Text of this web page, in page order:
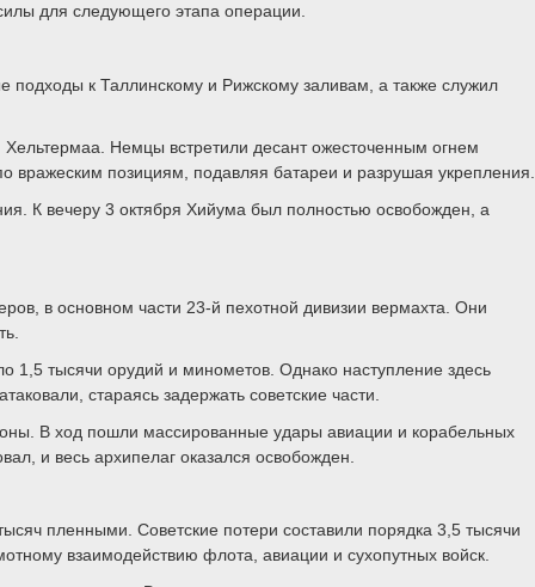
для следующего этапа операции.
к Таллинскому и Рижскому заливам, а также служил
Немцы встретили десант ожесточенным огнем
позициям, подавляя батареи и разрушая укрепления.
К вечеру 3 октября Хийума был полностью освобожден, а
в основном части 23-й пехотной дивизии вермахта. Они
1,5 тысячи орудий и минометов. Однако наступление здесь
стараясь задержать советские части.
В ход пошли массированные удары авиации и корабельных
и весь архипелаг оказался освобожден.
пленными. Советские потери составили порядка 3,5 тысячи
взаимодействию флота, авиации и сухопутных войск.